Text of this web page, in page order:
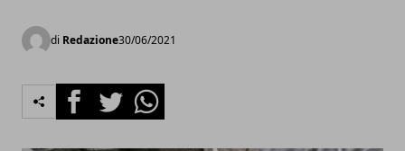
di Redazione30/06/2021
FacebookTwitterWhatsapp